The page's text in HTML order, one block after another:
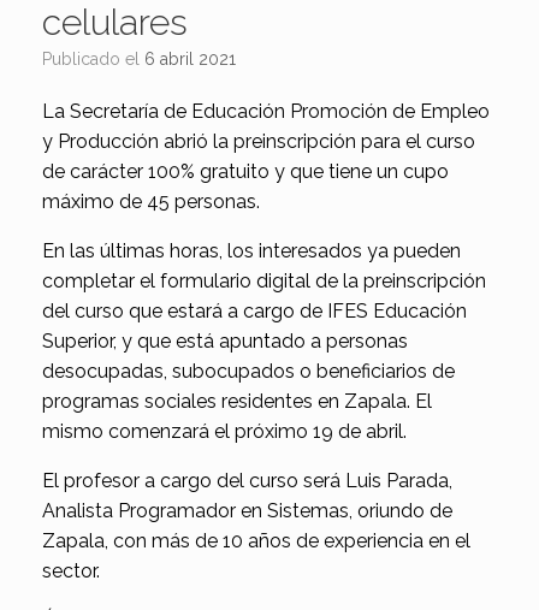
celulares
Publicado el 6 abril 2021
La Secretaría de Educación Promoción de Empleo
y Producción abrió la preinscripción para el curso
de carácter 100% gratuito y que tiene un cupo
máximo de 45 personas.
En las últimas horas, los interesados ya pueden
completar el formulario digital de la preinscripción
del curso que estará a cargo de IFES Educación
Superior, y que está apuntado a personas
desocupadas, subocupados o beneficiarios de
programas sociales residentes en Zapala. El
mismo comenzará el próximo 19 de abril.
El profesor a cargo del curso será Luis Parada,
Analista Programador en Sistemas, oriundo de
Zapala, con más de 10 años de experiencia en el
sector.